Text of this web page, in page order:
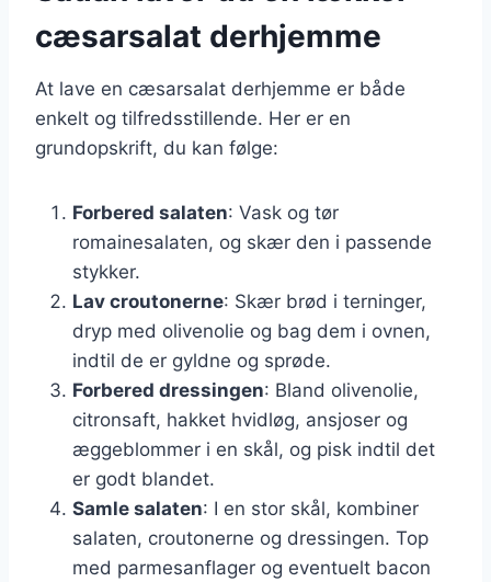
cæsarsalat derhjemme
At lave en cæsarsalat derhjemme er både
enkelt og tilfredsstillende. Her er en
grundopskrift, du kan følge:
Forbered salaten: Vask og tør
romainesalaten, og skær den i passende
stykker.
Lav croutonerne: Skær brød i terninger,
dryp med olivenolie og bag dem i ovnen,
indtil de er gyldne og sprøde.
Forbered dressingen: Bland olivenolie,
citronsaft, hakket hvidløg, ansjoser og
æggeblommer i en skål, og pisk indtil det
er godt blandet.
Samle salaten: I en stor skål, kombiner
salaten, croutonerne og dressingen. Top
med parmesanflager og eventuelt bacon